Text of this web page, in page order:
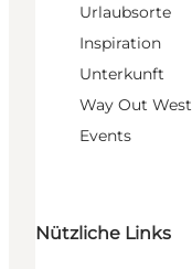
Urlaubsorte
Inspiration
Unterkunft
Way Out West
Events
Nützliche Links